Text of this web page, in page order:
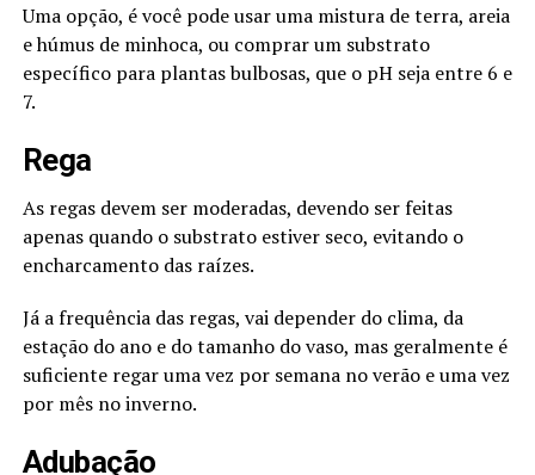
Uma opção, é você pode usar uma mistura de terra, areia
e húmus de minhoca, ou comprar um substrato
específico para plantas bulbosas, que o pH seja entre 6 e
7.
Rega
As regas devem ser moderadas, devendo ser feitas
apenas quando o substrato estiver seco, evitando o
encharcamento das raízes.
Já a frequência das regas, vai depender do clima, da
estação do ano e do tamanho do vaso, mas geralmente é
suficiente regar uma vez por semana no verão e uma vez
por mês no inverno.
Adubação